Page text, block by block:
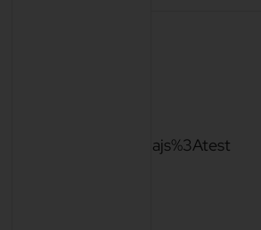
ajs%3Atest